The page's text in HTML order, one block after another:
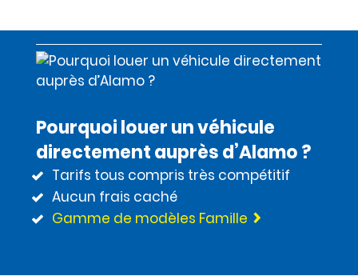
Pourquoi louer un véhicule
directement auprès d’Alamo ?
Tarifs tous compris très compétitif
Aucun frais caché
Gamme de modèles Famille